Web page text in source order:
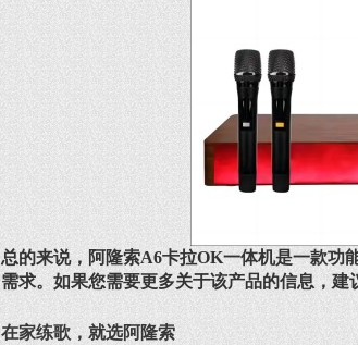
总的来说，阿隆索A6卡拉OK一体机是一款功
需求。如果您需要更多关于该产品的信息，建
在家练歌，就选阿隆索